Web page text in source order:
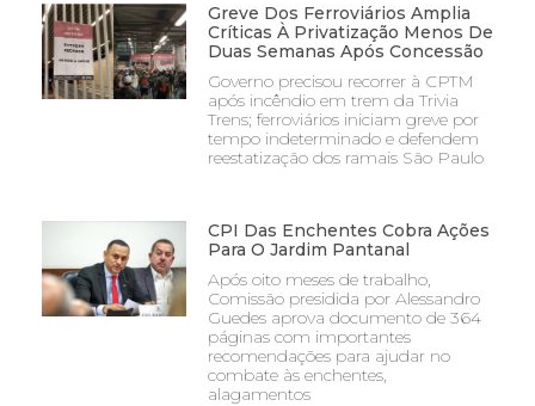
Greve Dos Ferroviários Amplia
Críticas À Privatização Menos De
Duas Semanas Após Concessão
Governo precisou recorrer à CPTM
após incêndio em trem da Trivia
Trens; ferroviários iniciam greve por
tempo indeterminado e defendem
reestatização dos ramais São Paulo
CPI Das Enchentes Cobra Ações
Para O Jardim Pantanal
Após oito meses de trabalho,
Comissão presidida por Alessandro
Guedes aprova documento de 364
páginas com importantes
recomendações para ajudar no
combate às enchentes,
alagamentos